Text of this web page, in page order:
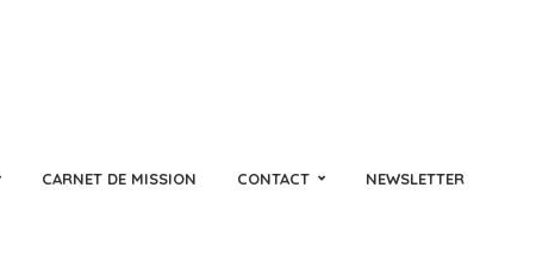
CARNET DE MISSION CONTACT NEWSLETTER